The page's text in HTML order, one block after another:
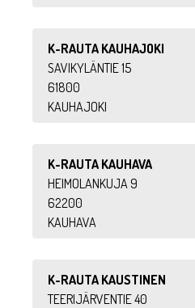
K-RAUTA KAUHAJOKI
SAVIKYLÄNTIE 15
61800
KAUHAJOKI
K-RAUTA KAUHAVA
HEIMOLANKUJA 9
62200
KAUHAVA
K-RAUTA KAUSTINEN
TEERIJÄRVENTIE 40